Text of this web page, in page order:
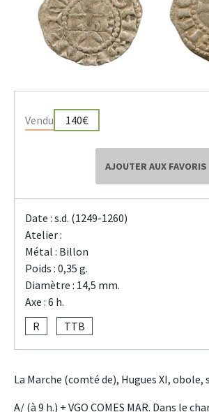
Vendu 140€
AJOUTER AUX FAVORIS
Date : s.d. (1249-1260)
Atelier :
Métal : Billon
Poids : 0,35 g.
Diamètre : 14,5 mm.
Axe : 6 h.
R
TTB
La Marche (comté de), Hugues XI, obole,
A/ (à 9 h.) + VGO COMES MAR. Dans le